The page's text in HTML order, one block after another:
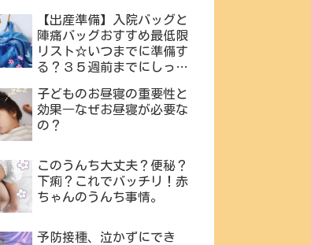
【出産準備】入院バッグと
陣痛バッグおすすめ最低限
リスト☆いつまでに準備す
る？３５週前までにしっか
子どものお昼寝の重要性と
効果―なぜお昼寝が必要な
の？
このうんち大丈夫？便秘？
下痢？これでバッチリ！赤
ちゃんのうんち事情。
予防接種、泣かずにでき